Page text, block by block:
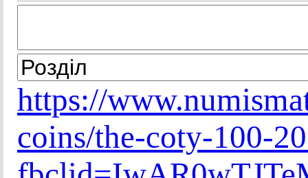
https://
coins/the-coty-100-